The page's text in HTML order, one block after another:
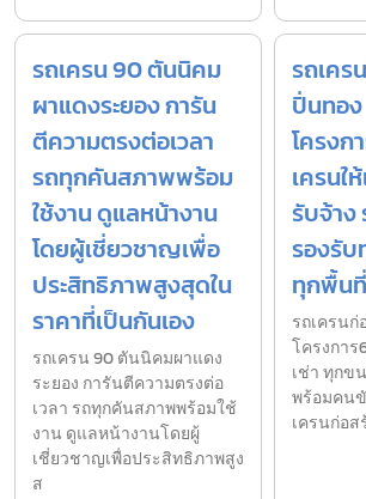
รถเครน 90 ตันนิคม
ผาแดงระยอง การัน
ตีความตรงต่อเวลา
รถทุกคันสภาพพร้อม
ใช้งาน ดูแลหน้างาน
โดยผู้เชี่ยวชาญเพื่อ
ประสิทธิภาพสูงสุดใน
ราคาที่เป็นกันเอง
รถเครน 90 ตันนิคมผาแดง
ระยอง การันตีความตรงต่อ
เวลา รถทุกคันสภาพพร้อมใช้
งาน ดูแลหน้างานโดยผู้
เชี่ยวชาญเพื่อประสิทธิภาพสูง
ส
รถเคร
ปิ่นทอง
โครงก
เครนใ
รับจ้าง
รองรับ
ทุกพื้น
รถเครน
โครงการ
เช่า ทุกข
พร้อมคน
เครนก่อ